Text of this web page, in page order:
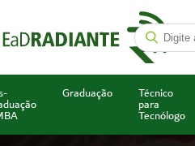
Graduação Técnico
para
Tecnólogo